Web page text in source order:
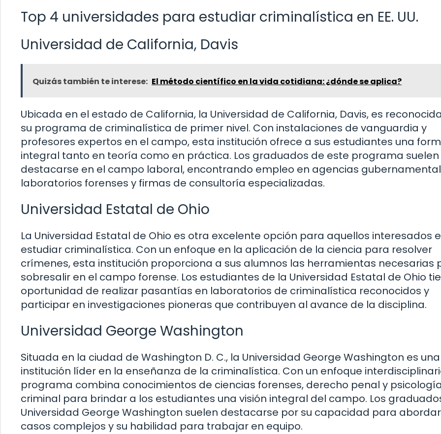
Top 4 universidades para estudiar criminalística en EE. UU.
Universidad de California, Davis
Quizás también te interese: El método científico en la vida cotidiana: ¿dónde se aplica?
Ubicada en el estado de California, la Universidad de California, Davis, es
su programa de criminalística de primer nivel. Con instalaciones de vanguardia y
profesores expertos en el campo, esta institución ofrece a sus estudiantes una
integral tanto en teoría como en práctica. Los graduados de este programa suelen
destacarse en el campo laboral, encontrando empleo en agencias
laboratorios forenses y firmas de consultoría especializadas.
Universidad Estatal de Ohio
La Universidad Estatal de Ohio es otra excelente opción para aquellos interesados
estudiar criminalística. Con un enfoque en la aplicación de la ciencia para resolver
crímenes, esta institución proporciona a sus alumnos las herramientas necesarias
sobresalir en el campo forense. Los estudiantes de la Universidad Estatal de Ohio
oportunidad de realizar pasantías en laboratorios de criminalística reconocidos y
participar en investigaciones pioneras que contribuyen al avance de la disciplina.
Universidad George Washington
Situada en la ciudad de Washington D. C., la Universidad George Washington es una
institución líder en la enseñanza de la criminalística. Con un enfoque
programa combina conocimientos de ciencias forenses, derecho penal y
criminal para brindar a los estudiantes una visión integral del campo. Los
Universidad George Washington suelen destacarse por su capacidad para abordar
casos complejos y su habilidad para trabajar en equipo.